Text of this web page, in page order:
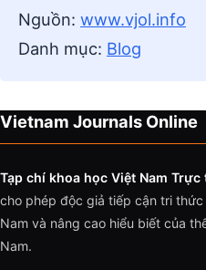
Nguồn: www.vjol.info
Danh mục: Blog
Vietnam Journals Online
Tạp chí khoa học Việt Nam
cho phép độc giả tiếp cận tri
Nam và nâng cao hiểu biết của
Nam.